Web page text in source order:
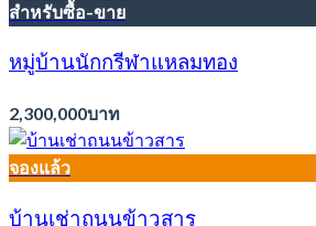
สำหรับซื้อ-ขาย
หมู่บ้านนักกรีฬาแหลมทอง
2,300,000บาท
จองแล้ว
บ้านเช่าถนนข้าวสาร